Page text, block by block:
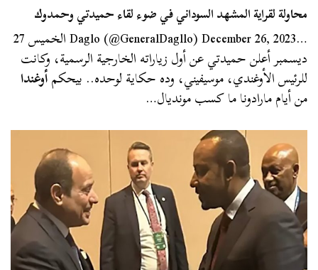
محاولة لقراية المشهد السوداني في ضوء لقاء حميدتي وحمدوك
…Daglo (@GeneralDagllo) December 26, 2023 الخميس 27
ديسمبر أعلن حميدتي عن أول زياراته الخارجية الرسمية، وكانت
للرئيس الأوغندي، موسيفيني، وده حكاية لوحده.. بيحكمأوغندا
من أيام مارادونا ما كسب مونديال…